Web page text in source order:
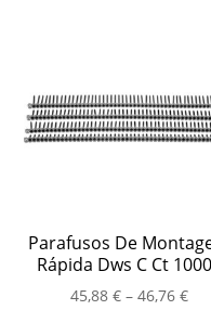
Parafusos De
Rápida Dws C Ct
45,88 € – 46,76 €